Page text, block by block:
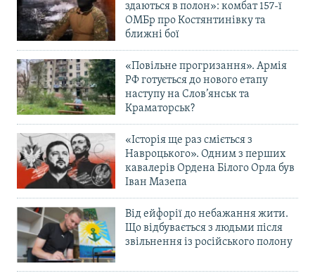
здаються в полон»: комбат 157-ї
ОМБр про Костянтинівку та
ближні бої
«Повільне прогризання». Армія
РФ готується до нового етапу
наступу на Слов’янськ та
Краматорськ?
«Історія ще раз сміється з
Навроцького». Одним з перших
кавалерів Ордена Білого Орла був
Іван Мазепа
Від ейфорії до небажання жити.
Що відбувається з людьми після
звільнення із російського полону